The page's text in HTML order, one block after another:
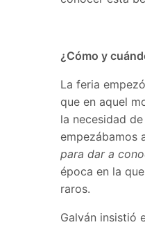
¿Cómo y
La feria
que en aquel
la necesidad
empezábamos
para dar a
época en la
raros.
Galván insistió